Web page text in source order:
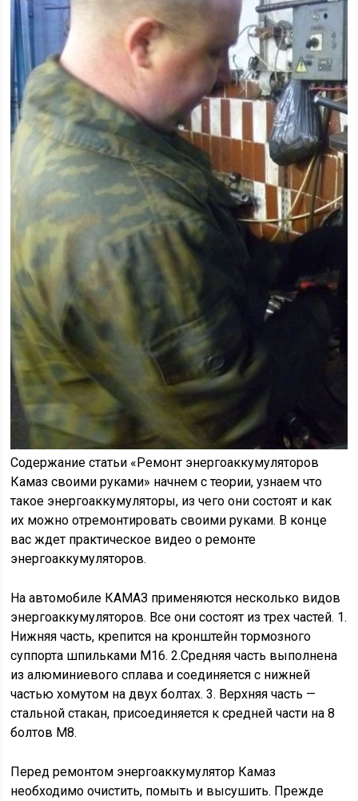
Содержание статьи «Ремонт энергоаккумуляторов
Камаз своими руками» начнем с теории, узнаем что
такое энергоаккумуляторы, из чего они состоят и как
их можно отремонтировать своими руками. В конце
вас ждет практическое видео о ремонте
энергоаккумуляторов.
На автомобиле КАМАЗ применяются несколько видов
энергоаккумуляторов. Все они состоят из трех частей. 1.
Нижняя часть, крепится на кронштейн тормозного
суппорта шпильками М16. 2.Средняя часть выполнена
из алюминиевого сплава и соединяется с нижней
частью хомутом на двух болтах. 3. Верхняя часть —
стальной стакан, присоединяется к средней части на 8
болтов М8.
Перед ремонтом энергоаккумулятор Камаз
необходимо очистить, помыть и высушить. Прежде